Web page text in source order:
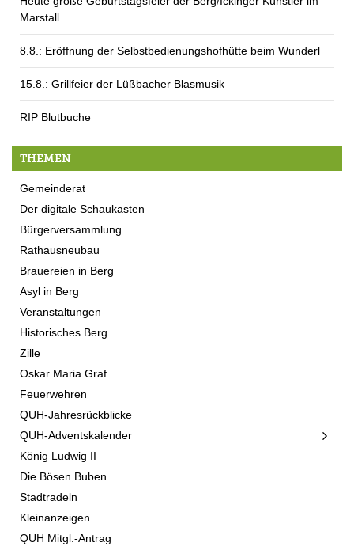
Marstall
8.8.: Eröffnung der Selbstbedienungshofhütte beim Wunderl
15.8.: Grillfeier der Lüßbacher Blasmusik
RIP Blutbuche
THEMEN
Gemeinderat
Der digitale Schaukasten
Bürgerversammlung
Rathausneubau
Brauereien in Berg
Asyl in Berg
Veranstaltungen
Historisches Berg
Zille
Oskar Maria Graf
Feuerwehren
QUH-Jahresrückblicke
QUH-Adventskalender
König Ludwig II
Die Bösen Buben
Stadtradeln
Kleinanzeigen
QUH Mitgl.-Antrag